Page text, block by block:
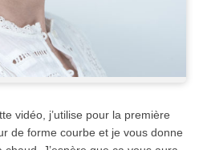
vidéo, j’utilise pour la première
de forme courbe et je vous donne